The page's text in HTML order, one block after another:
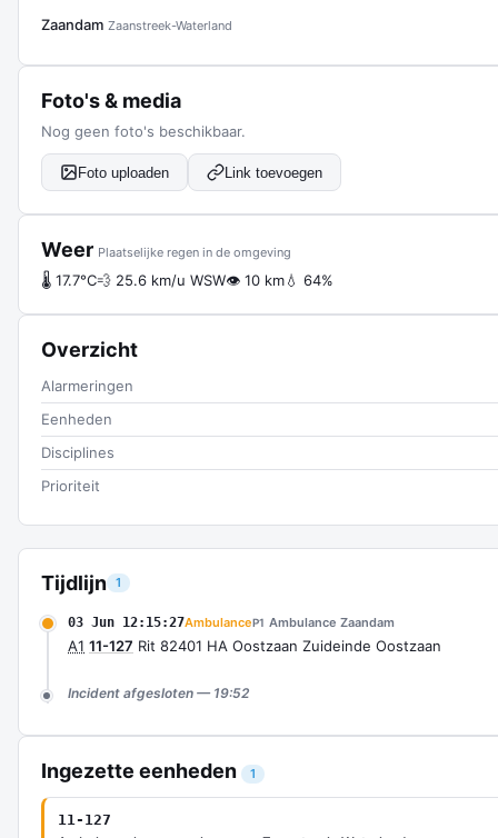
Tijdlijn 1
03 Jun 12:15:27AmbulanceP1 Ambulance Zaandam
A1 11-127 Rit 82401 HA Oostzaan Zuideinde Oostzaan
Incident afgesloten — 19:52
Ingezette eenheden 1
11-127
Zaandam Zaanstreek-Waterland
Foto's & media
Nog geen foto's beschikbaar.
Foto uploaden Link toevoegen
Weer Plaatselijke regen in de omgeving
🌡 17.7°C💨 25.6 km/u WSW👁 10 km💧 64%
Overzicht
Alarmeringen
Eenheden
Disciplines
Prioriteit